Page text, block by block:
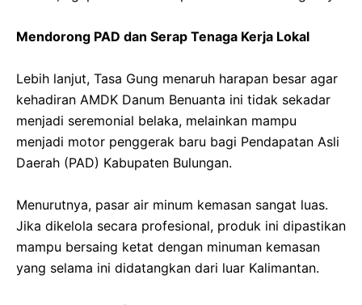
‎​Mendorong PAD dan Serap Tenaga Kerja Lokal
‎​Lebih lanjut, Tasa Gung menaruh harapan besar agar
kehadiran AMDK Danum Benuanta ini tidak sekadar
menjadi seremonial belaka, melainkan mampu
menjadi motor penggerak baru bagi Pendapatan Asli
Daerah (PAD) Kabupaten Bulungan.
‎​Menurutnya, pasar air minum kemasan sangat luas.
Jika dikelola secara profesional, produk ini dipastikan
mampu bersaing ketat dengan minuman kemasan
yang selama ini didatangkan dari luar Kalimantan.